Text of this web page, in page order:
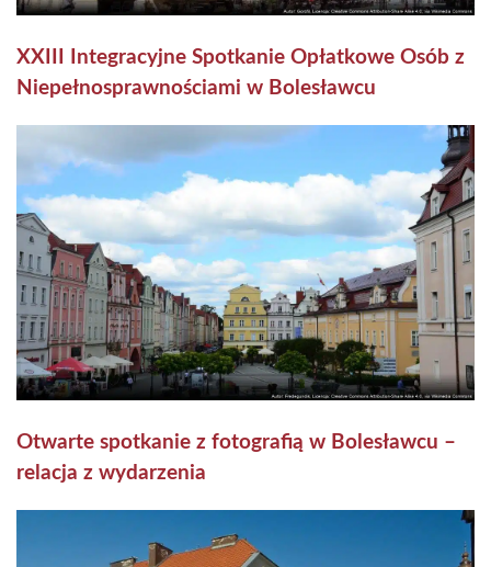
XXIII Integracyjne Spotkanie Opłatkowe Osób z
Niepełnosprawnościami w Bolesławcu
Otwarte spotkanie z fotografią w Bolesławcu –
relacja z wydarzenia